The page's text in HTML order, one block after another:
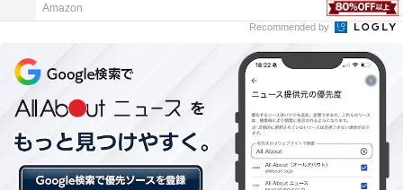
Amazon
Recommended by